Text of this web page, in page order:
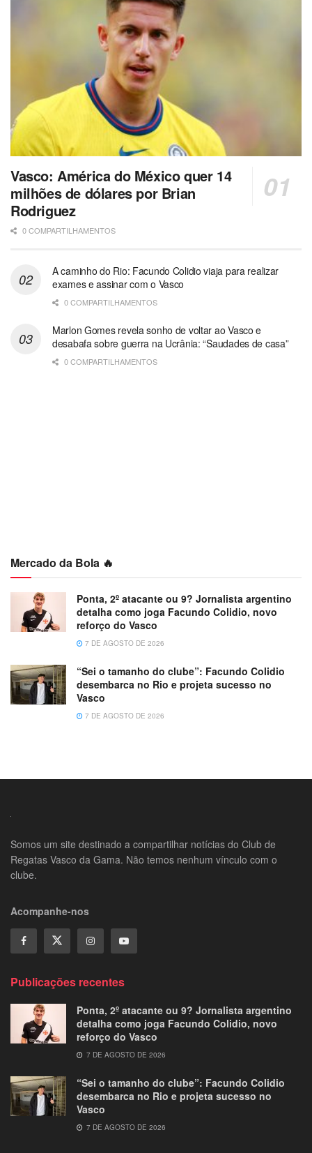
Vasco: América do México quer 14
milhões de dólares por Brian
Rodriguez
0 COMPARTILHAMENTOS
A caminho do Rio: Facundo Colidio viaja para realizar
exames e assinar com o Vasco
0 COMPARTILHAMENTOS
Marlon Gomes revela sonho de voltar ao Vasco e
desabafa sobre guerra na Ucrânia: “Saudades de casa”
0 COMPARTILHAMENTOS
Mercado da Bola 🔥
Ponta, 2º atacante ou 9? Jornalista argentino
detalha como joga Facundo Colidio, novo
reforço do Vasco
7 DE AGOSTO DE 2026
“Sei o tamanho do clube”: Facundo Colidio
desembarca no Rio e projeta sucesso no
Vasco
7 DE AGOSTO DE 2026
Somos um site destinado a compartilhar notícias do Club de
Regatas Vasco da Gama. Não temos nenhum vínculo com o
clube.
Acompanhe-nos
Publicações recentes
Ponta, 2º atacante ou 9? Jornalista argentino
detalha como joga Facundo Colidio, novo
reforço do Vasco
7 DE AGOSTO DE 2026
“Sei o tamanho do clube”: Facundo Colidio
desembarca no Rio e projeta sucesso no
Vasco
7 DE AGOSTO DE 2026